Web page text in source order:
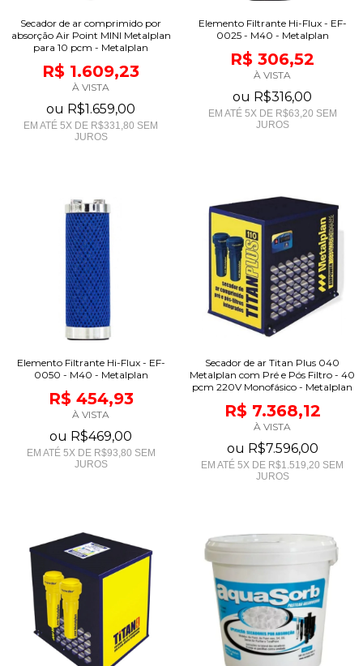
Secador de ar comprimido por
absorção Air Point MINI Metalplan
para 10 pcm - Metalplan
R$ 1.609,23
À VISTA
ou R$1.659,00
EM ATÉ 5X DE R$331,80 SEM
JUROS
Elemento Filtrante Hi-Flux - EF-
0025 - M40 - Metalplan
R$ 306,52
À VISTA
ou R$316,00
EM ATÉ 5X DE R$63,20 SEM
JUROS
Elemento Filtrante Hi-Flux - EF-
0050 - M40 - Metalplan
R$ 454,93
À VISTA
ou R$469,00
EM ATÉ 5X DE R$93,80 SEM
JUROS
Secador de ar Titan Plus 040
Metalplan com Pré e Pós Filtro - 40
pcm 220V Monofásico - Metalplan
R$ 7.368,12
À VISTA
ou R$7.596,00
EM ATÉ 5X DE R$1.519,20 SEM
JUROS